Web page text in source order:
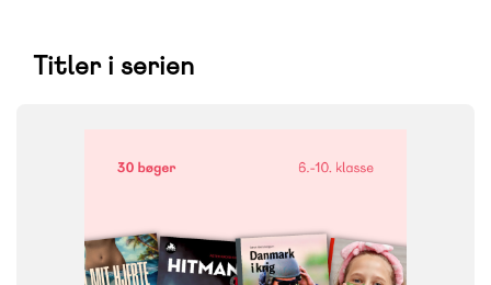
Titler i serien
FORMAT
Bogpakke, fysisk